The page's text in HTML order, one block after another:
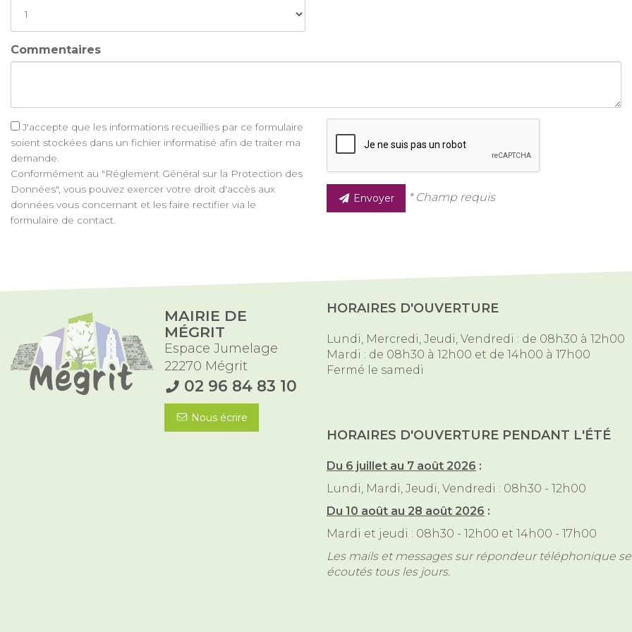
Commentaires
J'accepte que les informations recueillies par ce formulaire
soient stockées dans un fichier informatisé afin de traiter ma
demande.
Conformément au "Réglement Général sur la Protection des
Données", vous pouvez exercer votre droit d'accès aux
données vous concernant et les faire rectifier via le
formulaire de contact.
Envoyer * Champ requis
MAIRIE DE
MÉGRIT
Espace Jumelage
22270 Mégrit
02 96 84 83 10
Nous écrire
HORAIRES D'OUVERTURE
Lundi, Mercredi, Jeudi, Vendredi : de 08h30 à 12h00
Mardi : de 08h30 à 12h00 et de 14h00 à 17h00
Fermé le samedi
HORAIRES D'OUVERTURE PENDANT L'ÉTÉ
Du 6 juillet au 7 août 2026 :
Lundi, Mardi, Jeudi, Vendredi : 08h30 - 12h00
Du 10 août au 28 août 2026 :
Mardi et jeudi : 08h30 - 12h00 et 14h00 - 17h00
Les mails et messages sur répondeur téléphonique
écoutés tous les jours.